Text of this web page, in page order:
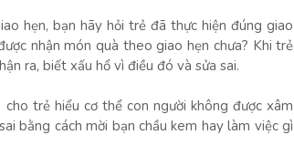
hẹn, bạn hãy hỏi trẻ đã thực hiện đúng giao
nhận món quà theo giao hẹn chưa? Khi trẻ
ra, biết xấu hổ vì điều đó và sửa sai.
trẻ hiểu cơ thể con người không được xâm
bằng cách mời bạn chầu kem hay làm việc gì